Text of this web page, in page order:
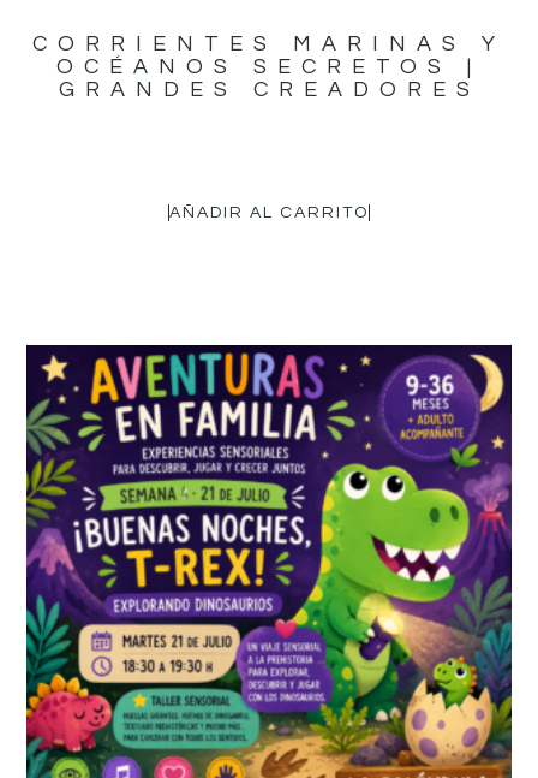
CORRIENTES MARINAS Y
OCÉANOS SECRETOS |
GRANDES CREADORES
AÑADIR AL CARRITO